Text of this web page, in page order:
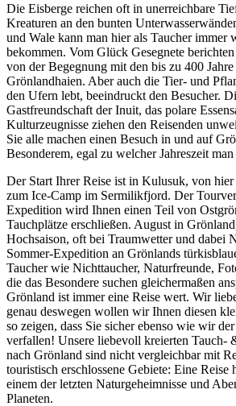
Die Eisberge reichen oft in unerreichbare
Kreaturen an den bunten
und Wale kann man hier als Taucher immer
bekommen. Vom Glück Gesegnete
von der Begegnung mit den bis zu 400
Grönlandhaien. Aber auch die Tier- und
den Ufern lebt, beeindruckt den Besucher.
Gastfreundschaft der Inuit, das polare
Kulturzeugnisse ziehen den Reisenden
Sie alle machen einen Besuch in und auf
Besonderem, egal zu welcher Jahreszeit
Der Start Ihrer Reise ist in Kulusuk, von
zum Ice-Camp im Sermilikfjord. Der
Expedition wird Ihnen einen Teil von
Tauchplätze erschließen. August in
Hochsaison, oft bei Traumwetter und dabei
Sommer-Expedition an Grönlands
Taucher wie Nichttaucher, Naturfreunde,
die das Besondere suchen gleichermaßen
Grönland ist immer eine Reise wert. Wir
genau deswegen wollen wir Ihnen diesen
so zeigen, dass Sie sicher ebenso wie wir
verfallen! Unsere liebevoll kreierten Tauch-
nach Grönland sind nicht vergleichbar mit
touristisch erschlossene Gebiete: Eine Reise
einem der letzten Naturgeheimnisse und
Planeten.